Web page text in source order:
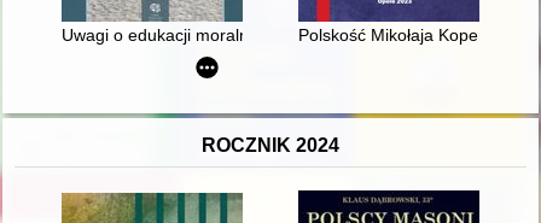
Uwagi o edukacji moralnej synów szlacheckich w XVI-
Polskość Mikołaja Kopernika z
ROCZNIK 2024